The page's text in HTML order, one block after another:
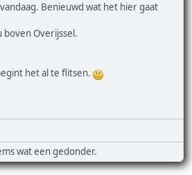
Benieuwd wat het hier gaat
boven Overijssel.
het al te flitsen.
wat een gedonder.